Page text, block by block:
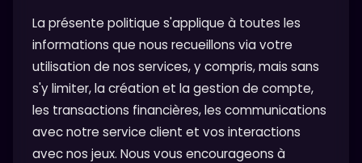
La présente politique s'applique à toutes les
informations que nous recueillons via votre
utilisation de nos services, y compris, mais sans
s'y limiter, la création et la gestion de compte,
les transactions financières, les communications
avec notre service client et vos interactions
avec nos jeux. Nous vous encourageons à